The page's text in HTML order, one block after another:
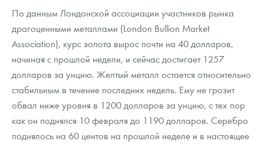
По данным Лондонской ассоциации участников рынка
драгоценными металлами (London Bullion Market
Association), курс золота вырос почти на 40 долларов,
начиная с прошлой недели, и сейчас достигает 1257
долларов за унцию. Желтый металл остается относительно
стабильным в течение последних недель. Ему не грозит
обвал ниже уровня в 1200 долларов за унцию, с тех пор
как он поднялся 10 февраля до 1190 долларов. Серебро
поднялось на 60 центов на прошлой неделе и в настоящее